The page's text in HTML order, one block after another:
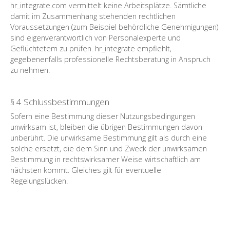
hr_integrate.com vermittelt keine Arbeitsplätze. Sämtliche
damit im Zusammenhang stehenden rechtlichen
Voraussetzungen (zum Beispiel behördliche Genehmigungen)
sind eigenverantwortlich von Personalexperte und
Geflüchtetem zu prüfen. hr_integrate empfiehlt,
gegebenenfalls professionelle Rechtsberatung in Anspruch
zu nehmen.
§ 4 Schlussbestimmungen
Sofern eine Bestimmung dieser Nutzungsbedingungen
unwirksam ist, bleiben die übrigen Bestimmungen davon
unberührt. Die unwirksame Bestimmung gilt als durch eine
solche ersetzt, die dem Sinn und Zweck der unwirksamen
Bestimmung in rechtswirksamer Weise wirtschaftlich am
nächsten kommt. Gleiches gilt für eventuelle
Regelungslücken.